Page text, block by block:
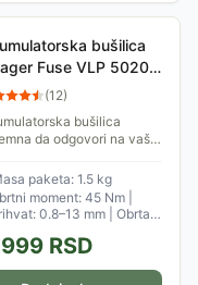
bušilica
Fuse VLP 5020
baterije i punjača
(12)
bušilica
da odgovori na vaše
sa motorom
performansi koji
snagu...
paketa: 1.5 kg
moment: 45 Nm |
0.8–13 mm | Obrtaj:
RSD